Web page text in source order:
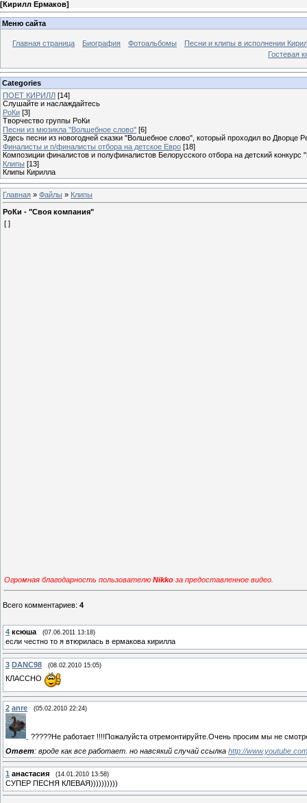
[Кирилл Ермаков]
Меню сайта
Главная страница Биография Фотоальбомы
Песни и клипы в исполнении
Гостевая
Categories
ПОЕТ КИРИЛЛ [14]
Слушайте и наслаждайтесь
РоКи [3]
Творчество группы РоКи
Песни из мюзикла "Волшебное слово" [6]
Здесь песни из новогодней сказки "Волшебное слово", который проходил во
Финалисты и п/финалисты отбора на детское Евро [18]
Композиции финалистов и полуфиналистов Белорусского отбора на детский
Клипы [13]
Клипы Кирилла
Главная » Файлы » Клипы
РоКи - "Своя компания"
[ ]
Огромная благодарность пользователю Nikko за предоставленное видео.
Всего комментариев: 4
4 ксюша (07.06.2011 13:18)
если честно то я втюрилась в ермакова кирилла
3 DANC98 (08.02.2010 15:05)
КЛАССНО
2 anre (05.02.2010 22:24)
?????Не работает !!!!Пожалуйста отремонтируйте.Очень просим мы не
Ответ: вроде как все работает. но навсякий случай ссылка http://
1 анастасия (14.01.2010 13:58)
СУПЕР ПЕСНЯ КЛЕВАЯ))))))))))